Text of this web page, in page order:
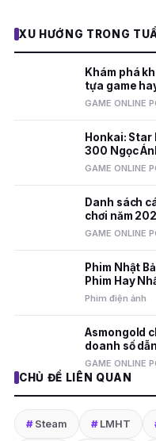
XU HƯỚNG TRONG
Khám phá
tựa game
GAME ONLINE
Honkai: Star
300 Ngọc
dẫn
GAME ONLINE
Danh sách
chơi năm
GAME ONLINE
Phim Nhật
Phim Hay
Phim điện ảnh
Asmongold
doanh số
GAME ONLINE
CHỦ ĐỀ LIÊN QUAN
#Steam #LMHT